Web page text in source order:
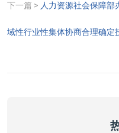
下一篇 > 人力资源社会保障
域性行业性集体协商合理确定